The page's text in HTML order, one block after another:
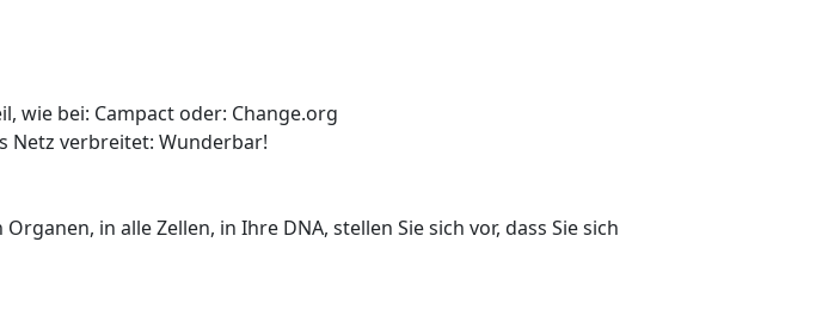
wie bei: Campact oder: Change.org
Netz verbreitet: Wunderbar!
in alle Zellen, in Ihre DNA, stellen Sie sich vor, dass Sie sich